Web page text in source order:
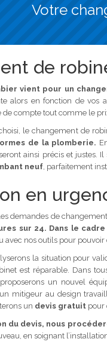
Votre
de
vient pour un
alors en fonction de vos
compte tout comme le
le changement de
de la plomberie.
ainsi précis et justes.
neuf , parfaitement
en
demandes de
sur 24. Dans le
avec nos outils pour
la situation pour
est réparable. Dans
un nouvel
mitigeur au design
un devis gratuit pour
du devis, nous
en soignant